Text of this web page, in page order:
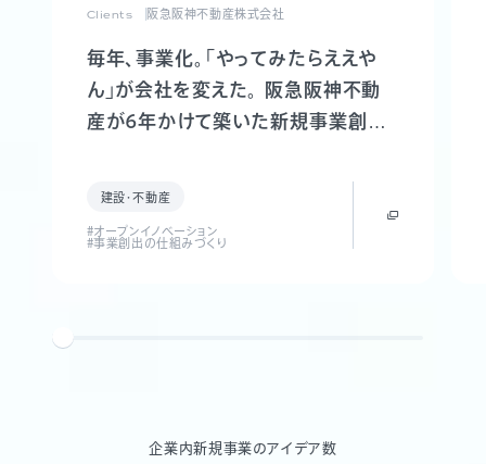
Clients 阪急阪神不動産株式会社
毎年、事業化。「やってみたらええや
ん」が会社を変えた。 阪急阪神不動
産が6年かけて築いた新規事業創出
建設・不動産
#オープンイノベーション
#事業創出の仕組みづくり
企業内新規事業のアイデア数